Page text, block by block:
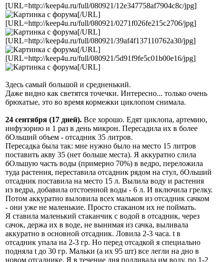
[URL=http://keep4u.ru/full/080921/12e347758af7904c8c/jpg]
[/URL]
[URL=http://keep4u.ru/full/080921/0271f026fe215c2706/jpg]
[/URL]
[URL=http://keep4u.ru/full/080921/39af4f137110762a30/jpg]
[/URL]
[URL=http://keep4u.ru/full/080921/5d91f9fe5c01b00e16/jpg]
[/URL]
Здесь самый большой и средненький.
Даже видно как светятся точечки. Интересно... только очень
брюхатые, это во время кормежки циклопом снимала.
24 сентября (17 дней). Все хорошо. Едят циклопа, артемию,
инфузорию и 1 раз в день микрон. Пересадила их в более
бОльший объем - отсадник 35 литров.
Пересадка была так: мне нужно было на место 15 литров
поставить акву 35 (нет больше места). Я аккуратно слила
бОльшую часть воды (примерно 70%) в ведро, переложила
туда растения, переставила отсадник рядом на стул, бОльший
отсадник поставила на место 15 л. Вылила воду и растения
из ведра, добавила отстоенной воды - 6 л. И включила грелку.
Потом аккуратно выловила всех мальков из отсадник сачком
- они уже не маленькие. Просто стаканом их не поймать.
Я ставила маленький стаканчик с водой в отсадник, через
сачок, держа их в воде, не вынимая из сачка, выливала
аккуратно в основной отсадник. Ловила 2-3 часа. t в
отсадник упала на 2-3 гр. Но перед отсадкой я специально
подняла t до 30 гр. Мальки (а их 95 шт) все легли на дно в
новом отсаднике. Я в течение дня подливала им воду, по 1-2